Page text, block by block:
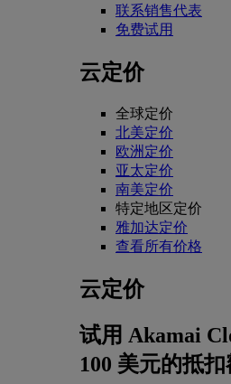
联系销售代表
免费试用
云定价
全球定价
北美定价
欧洲定价
亚太定价
南美定价
特定地区定价
雅加达定价
查看所有价格
云定价
试用 Akamai
100 美元的抵